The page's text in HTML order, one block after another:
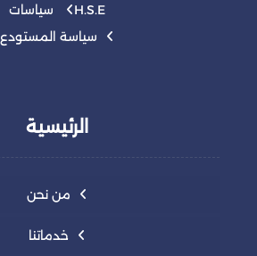
H.S.E سياسات
سياسة المستودع
الرئيسية
من نحن
خدماتنا